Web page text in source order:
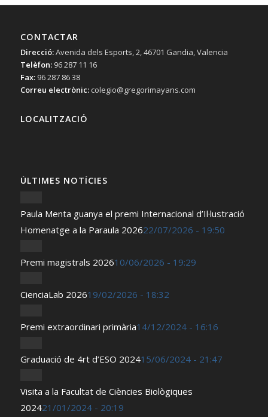
CONTACTAR
Direcció:Avenida dels Esports, 2, 46701 Gandia, Valencia
Telèfon:96 287 11 16
Fax:96 287 86 38
Correu electrònic:colegio@gregorimayans.com
LOCALITZACIÓ
ÚLTIMES NOTÍCIES
Paula Menta guanya el premi Internacional d’Il·lustració
Homenatge a la Paraula 202622/07/2026 - 19:50
Premi magistrals 202610/06/2026 - 19:29
CienciaLab 202619/02/2026 - 18:32
Premi extraordinari primària14/12/2024 - 16:16
Graduació de 4rt d’ESO 202415/06/2024 - 21:47
Visita a la Facultat de Ciències Biològiques
202421/01/2024 - 20:19